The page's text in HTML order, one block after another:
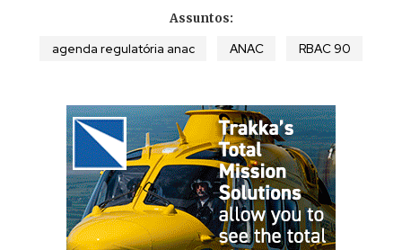
Assuntos:
agenda regulatória anac ANAC RBAC 90